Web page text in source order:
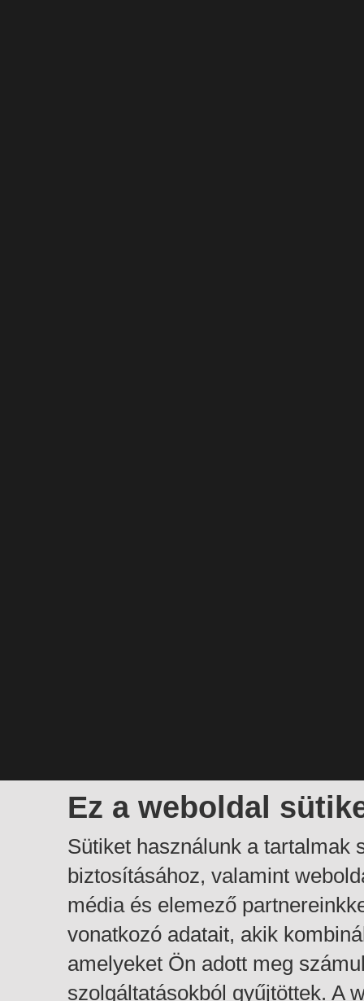
Ez a weboldal
Sütiket használunk a tartalmak
biztosításához, valamint
média és elemező
vonatkozó adatait, akik
amelyeket Ön adott meg
szolgáltatásokból gyűjtöttek. A